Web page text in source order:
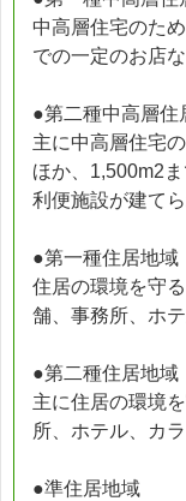
中高層住宅のた
での一定のお店
●第二種中高層住
主に中高層住宅
ほか、1,500m2
利便施設が建てら
●第一種住居地域
住居の環境を守
舗、事務所、ホ
●第二種住居地域
主に住居の環境
所、ホテル、カ
●準住居地域